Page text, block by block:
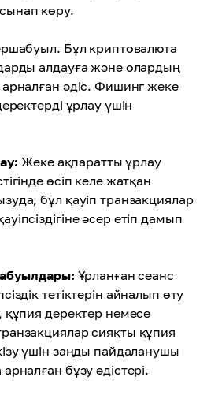
көру.
Бұл криптовалюта
алдауға және олардың
әдіс. Фишинг жеке
ұрлау үшін
Жеке ақпаратты ұрлау
өсіп келе жатқан
бұл қауіп транзакциялар
әсер етіп дамып
Ұрланған сеанс
тетіктерін айналып өту
деректер немесе
сияқты құпия
үшін заңды пайдаланушы
бұзу әдістері.